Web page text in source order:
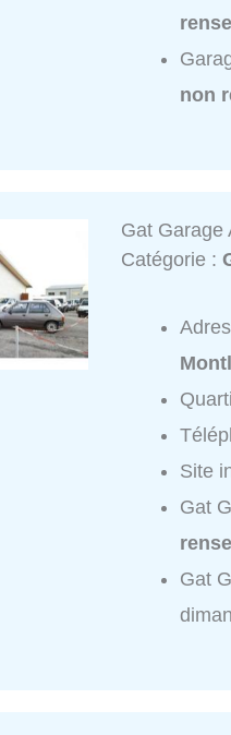
non
Gat Garage
Catégorie :
Site
Gat
Gat